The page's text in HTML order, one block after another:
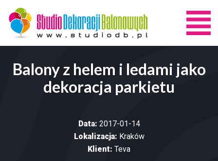
Balony z helem i ledami jako
dekoracja parkietu
Data: 2017-01-14
Lokalizacja: Kraków
Klient: Teva